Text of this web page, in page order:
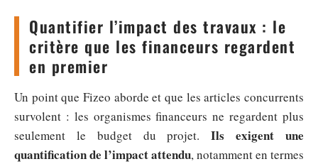
Quantifier l’impact des travaux : le
critère que les financeurs regardent
en premier
Un point que Fizeo aborde et que les articles concurrents
survolent : les organismes financeurs ne regardent plus
seulement le budget du projet.Ils exigent une
quantification de l’impact attendu, notamment en termes